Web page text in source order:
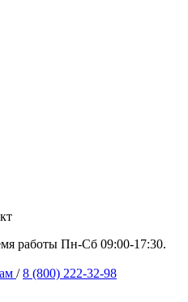
работы Пн-Сб 09:00-17:30.
/ 8 (800) 222-32-98